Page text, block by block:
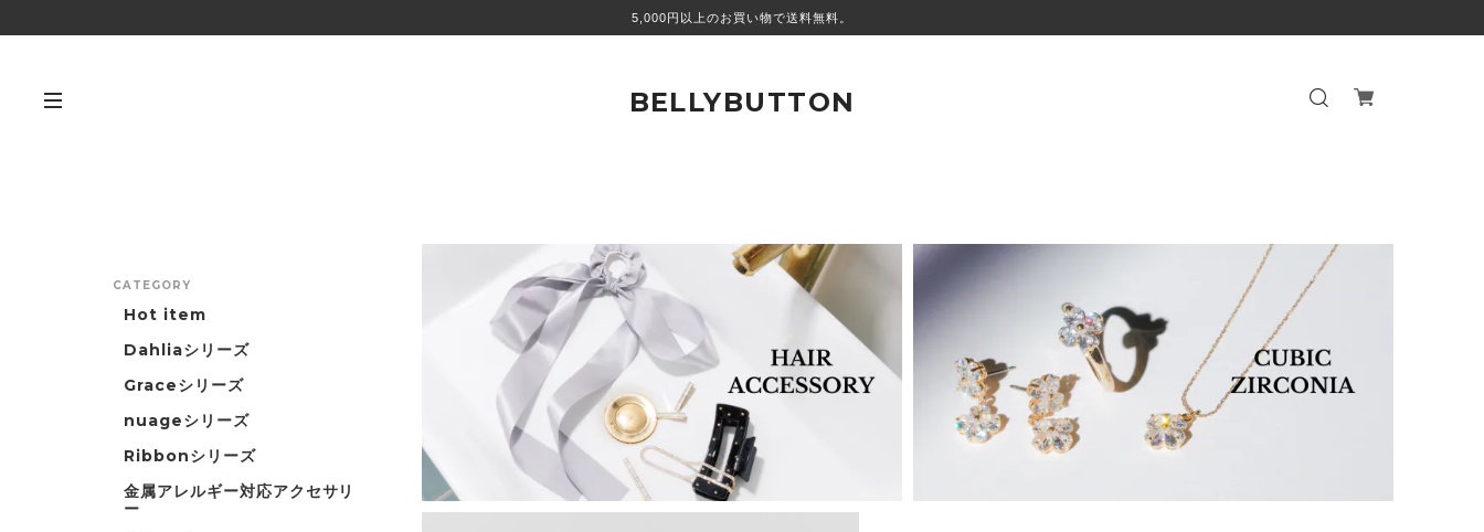
5,000円以上のお買い物で送料無料。
BELLYBUTTON
CATEGORY
Hot item
Dahliaシリーズ
Graceシリーズ
nuageシリーズ
Ribbonシリーズ
金属アレルギー対応アクセサリ
ー